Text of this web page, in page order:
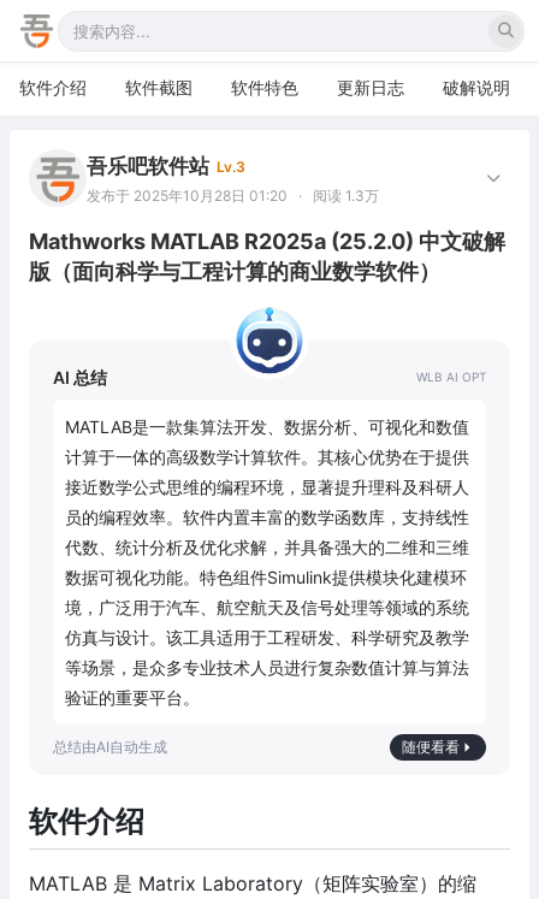
软件介绍 软件截图 软件特色 更新日志 破解说明
吾乐吧软件站 Lv.3
发布于 2025年10月28日 01:20
· 阅读 1.3万
Mathworks MATLAB R2025a (25.2.0) 中文破解
版（面向科学与工程计算的商业数学软件）
AI 总结
MATLAB是一款集算法开发、数据分析、可视化和数值
计算于一体的高级数学计算软件。其核心优势在于提供
接近数学公式思维的编程环境，显著提升理科及科研人
员的编程效率。软件内置丰富的数学函数库，支持线性
代数、统计分析及优化求解，并具备强大的二维和三维
数据可视化功能。特色组件Simulink提供模块化建模环
境，广泛用于汽车、航空航天及信号处理等领域的系统
仿真与设计。该工具适用于工程研发、科学研究及教学
等场景，是众多专业技术人员进行复杂数值计算与算法
验证的重要平台。
随便看看
软件介绍
MATLAB 是 Matrix Laboratory（矩阵实验室）的缩